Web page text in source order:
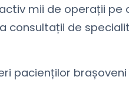
mii de operații pe
consultații de
pacienților brașoveni